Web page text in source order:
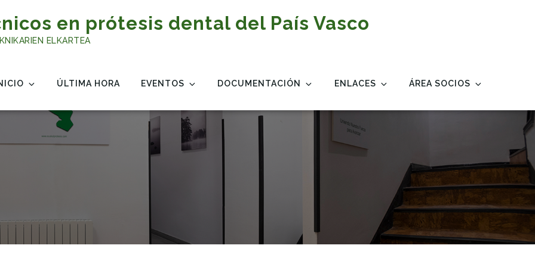
en prótesis dental del País Vasco
ELKARTEA
ÚLTIMA HORA EVENTOS DOCUMENTACIÓN ENLACES ÁREA SOCIOS